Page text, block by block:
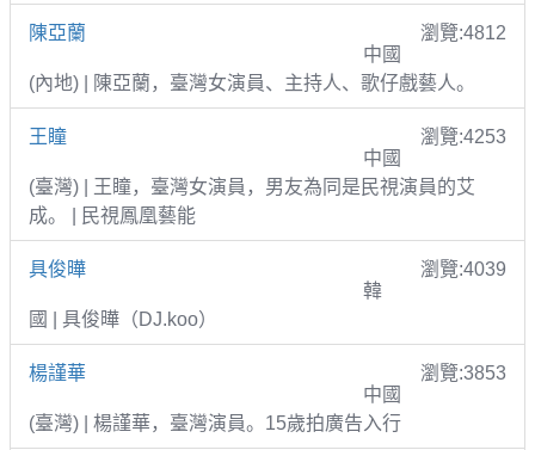
陳亞蘭
瀏覽:4812
中國
(內地) | 陳亞蘭，臺灣女演員、主持人、歌仔戲藝人。
王瞳
瀏覽:4253
中國
(臺灣) | 王瞳，臺灣女演員，男友為同是民視演員的艾
成。 | 民視鳳凰藝能
具俊曄
瀏覽:4039
韓
國 | 具俊曄（DJ.koo）
楊謹華
瀏覽:3853
中國
(臺灣) | 楊謹華，臺灣演員。15歲拍廣告入行